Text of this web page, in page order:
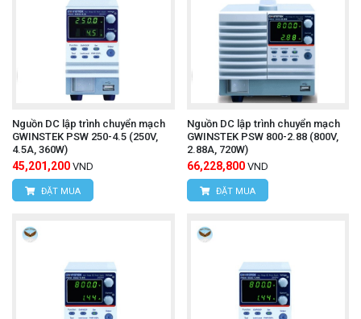
Nguồn DC lập trình chuyển mạch
GWINSTEK PSW 250-4.5 (250V,
4.5A, 360W)
45,201,200 VND
ĐẶT MUA
Nguồn DC lập trình chuyển mạch
GWINSTEK PSW 800-2.88 (800V,
2.88A, 720W)
66,228,800 VND
ĐẶT MUA